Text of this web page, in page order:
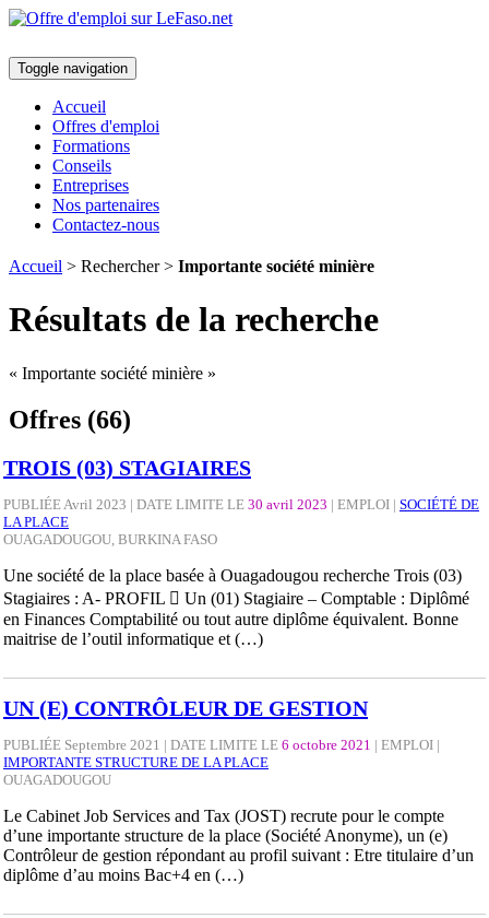
Toggle navigation
Accueil
Offres d'emploi
Formations
Conseils
Entreprises
Nos partenaires
Contactez-nous
Accueil > Rechercher > Importante société minière
Résultats de la recherche
« Importante société minière »
Offres (66)
TROIS (03) STAGIAIRES
PUBLIÉE Avril 2023 | DATE LIMITE LE 30 avril 2023 | EMPLOI | SOCIÉTÉ DE
LA PLACE
OUAGADOUGOU, BURKINA FASO
Une société de la place basée à Ouagadougou recherche Trois (03)
Stagiaires : A- PROFIL  Un (01) Stagiaire – Comptable : Diplômé
en Finances Comptabilité ou tout autre diplôme équivalent. Bonne
maitrise de l’outil informatique et (…)
UN (E) CONTRÔLEUR DE GESTION
PUBLIÉE Septembre 2021 | DATE LIMITE LE 6 octobre 2021 | EMPLOI |
IMPORTANTE STRUCTURE DE LA PLACE
OUAGADOUGOU
Le Cabinet Job Services and Tax (JOST) recrute pour le compte
d’une importante structure de la place (Société Anonyme), un (e)
Contrôleur de gestion répondant au profil suivant : Etre titulaire d’un
diplôme d’au moins Bac+4 en (…)